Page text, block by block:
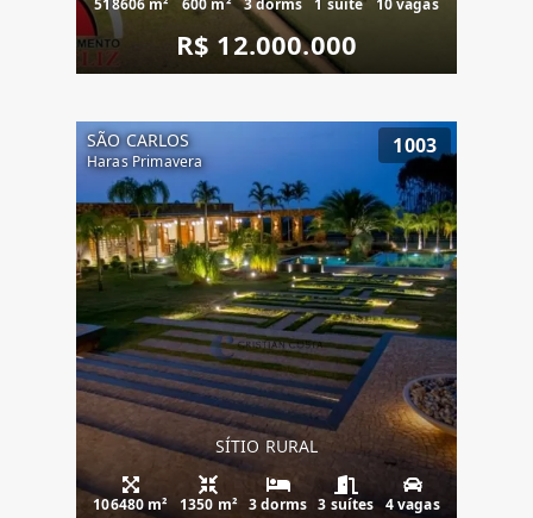
518606 m² 600 m² 3 dorms 1 suíte 10 vagas
R$ 12.000.000
SÃO CARLOS
Haras Primavera
1003
SÍTIO RURAL
106480 m² 1350 m² 3 dorms 3 suítes 4 vagas